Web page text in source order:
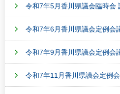
令和7年5月香川県議会臨時会
令和7年6月香川県議会定例会
令和7年9月香川県議会定例会
令和7年11月香川県議会定例会